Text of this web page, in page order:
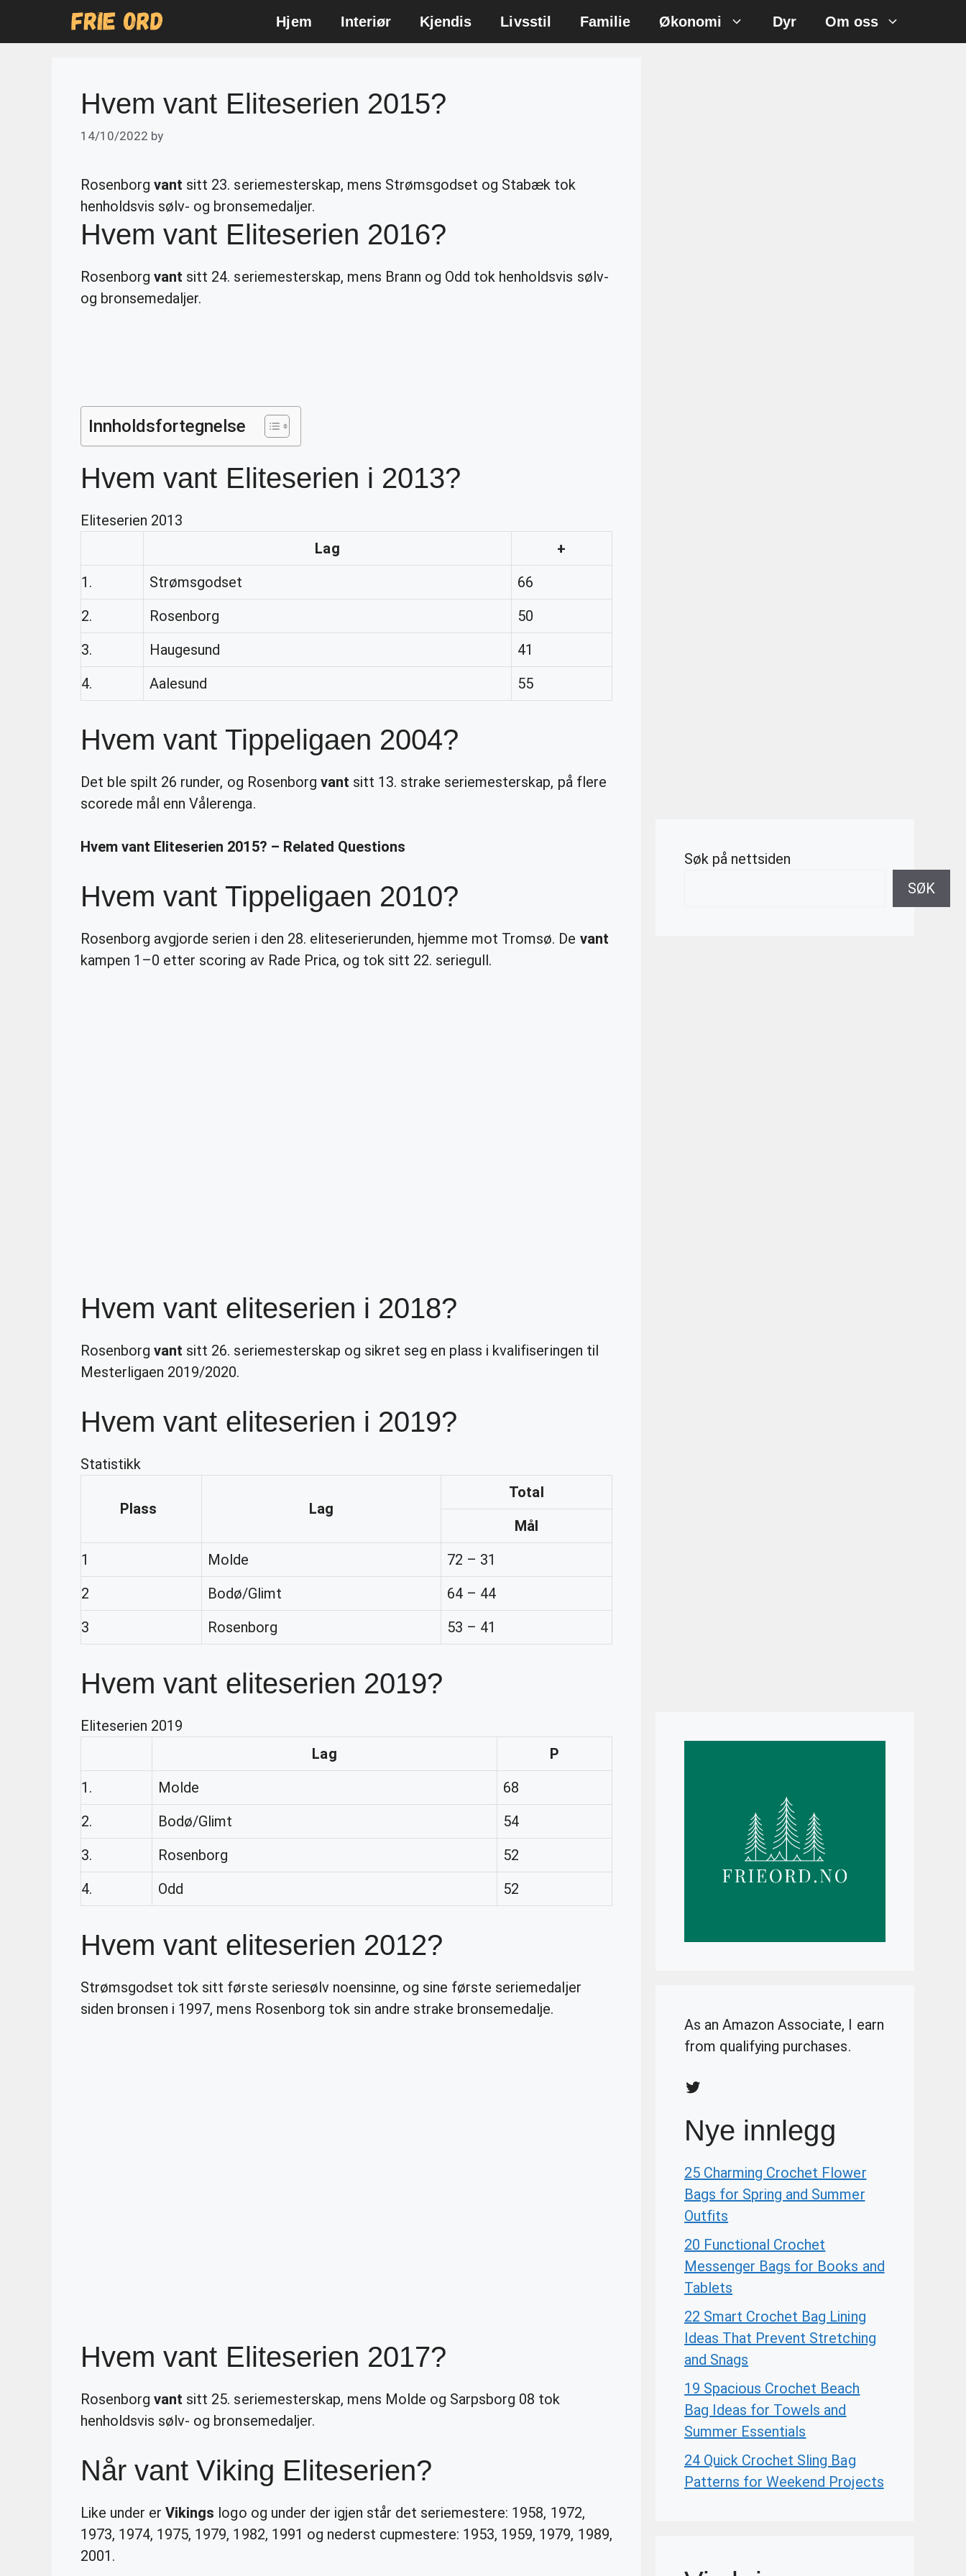
Hjem Interiør Kjendis Livsstil Familie Økonomi Dyr Om oss
Hvem vant Eliteserien 2015?
14/10/2022 by
Rosenborgvant sitt 23. seriemesterskap, mens Strømsgodset og Stabæk tok
henholdsvis sølv- og bronsemedaljer.
Hvem vant Eliteserien 2016?
Rosenborgvant sitt 24. seriemesterskap, mens Brann og Odd tok henholdsvis sølv-
og bronsemedaljer.
Innholdsfortegnelse
Hvem vant Eliteserien i 2013?
Eliteserien 2013
Lag
+
1.
Strømsgodset
66
2.
Rosenborg
50
3.
Haugesund
41
4.
Aalesund 55
Hvem vant Tippeligaen 2004?
Det ble spilt 26 runder, og Rosenborg vant sitt 13. strake seriemesterskap, på flere
scorede mål enn Vålerenga.
Hvem vant Eliteserien 2015? – Related Questions
Hvem vant Tippeligaen 2010?
Rosenborg avgjorde serien i den 28. eliteserierunden, hjemme mot Tromsø. De vant
kampen 1–0 etter scoring av Rade Prica, og tok sitt 22. seriegull.
Hvem vant eliteserien i 2018?
Rosenborgvant sitt 26. seriemesterskap og sikret seg en plass i kvalifiseringen til
Mesterligaen 2019/2020.
Hvem vant eliteserien i 2019?
Statistikk
Plass Lag
Total
Mål
1
Molde
72 – 31
2
Bodø/Glimt
64 – 44
3
Rosenborg 53 – 41
Hvem vant eliteserien 2019?
Eliteserien 2019
Lag
P
1.
Molde
68
2.
Bodø/Glimt
54
3.
Rosenborg
52
4.
Odd 52
Hvem vant eliteserien 2012?
Strømsgodset tok sitt første seriesølv noensinne, og sine første seriemedaljer
siden bronsen i 1997, mens Rosenborg tok sin andre strake bronsemedalje.
Hvem vant Eliteserien 2017?
Rosenborgvant sitt 25. seriemesterskap, mens Molde og Sarpsborg 08 tok
henholdsvis sølv- og bronsemedaljer.
Når vant Viking Eliteserien?
Like under erVikings logo og under der igjen står det seriemestere: 1958, 1972,
1973, 1974, 1975, 1979, 1982, 1991 og nederst cupmestere: 1953, 1959, 1979, 1989,
2001.
Søk på nettsiden
SØK
As an Amazon Associate, I earn
from qualifying purchases.
Twitter
Nye innlegg
25 Charming Crochet Flower
Bags for Spring and Summer
Outfits
20 Functional Crochet
Messenger Bags for Books and
Tablets
22 Smart Crochet Bag Lining
Ideas That Prevent Stretching
and Snags
19 Spacious Crochet Beach
Bag Ideas for Towels and
Summer Essentials
24 Quick Crochet Sling Bag
Patterns for Weekend Projects